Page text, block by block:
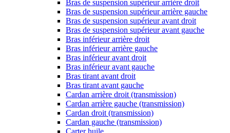
Bras de suspension supérieur arrière droit
Bras de suspension supérieur arrière gauche
Bras de suspension supérieur avant droit
Bras de suspension supérieur avant gauche
Bras inférieur arrière droit
Bras inférieur arrière gauche
Bras inférieur avant droit
Bras inférieur avant gauche
Bras tirant avant droit
Bras tirant avant gauche
Cardan arrière droit (transmission)
Cardan arrière gauche (transmission)
Cardan droit (transmission)
Cardan gauche (transmission)
Carter huile